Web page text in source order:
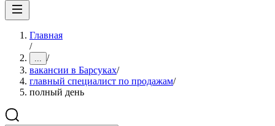
Главная
/
... /
вакансии в Барсуках/
главный специалист по продажам/
полный день